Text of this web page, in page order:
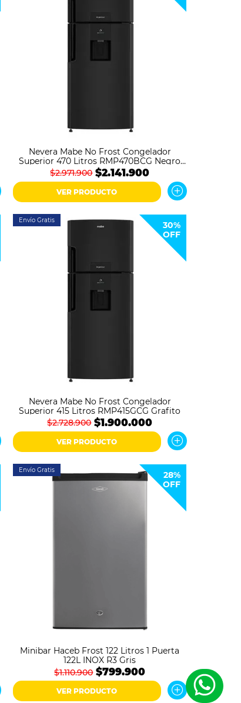
Nevera Mabe No Frost Congelador
Superior 470 Litros RMP470BCG Negro
Grafito
$2.971.900 $2.141.900
VER PRODUCTO
Envío Gratis
30%
OFF
Nevera Mabe No Frost Congelador
Superior 415 Litros RMP415GCG Grafito
$2.728.900 $1.900.000
VER PRODUCTO
Envío Gratis
28%
OFF
Minibar Haceb Frost 122 Litros 1 Puerta
122L INOX R3 Gris
$1.110.900 $799.900
VER PRODUCTO